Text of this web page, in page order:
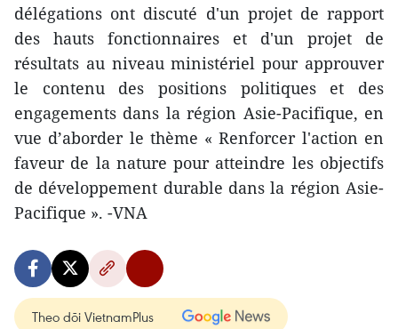
délégations ont discuté d'un projet de rapport
des hauts fonctionnaires et d'un projet de
résultats au niveau ministériel pour approuver
le contenu des positions politiques et des
engagements dans la région Asie-Pacifique, en
vue d’aborder le thème « Renforcer l'action en
faveur de la nature pour atteindre les objectifs
de développement durable dans la région Asie-
Pacifique ». -VNA
Theo dõi VietnamPlus